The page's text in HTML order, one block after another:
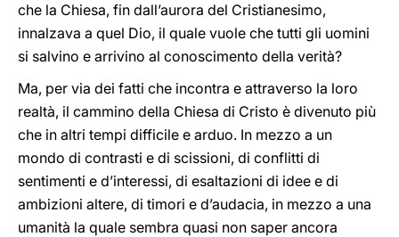
che la Chiesa, fin dall’aurora del Cristianesimo,
innalzava a quel Dio, il quale vuole che tutti gli uomini
si salvino e arrivino al conoscimento della verità?
Ma, per via dei fatti che incontra e attraverso la loro
realtà, il cammino della Chiesa di Cristo è divenuto più
che in altri tempi difficile e arduo. In mezzo a un
mondo di contrasti e di scissioni, di conflitti di
sentimenti e d’interessi, di esaltazioni di idee e di
ambizioni altere, di timori e d’audacia, in mezzo a una
umanità la quale sembra quasi non saper ancora